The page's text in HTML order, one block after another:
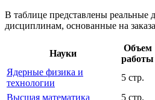
В таблице представлены реальные
дисциплинам, основанные на
Науки
Объем
работы
Ядерные физика и
технологии
5 стр.
Высшая математика
5 стр.